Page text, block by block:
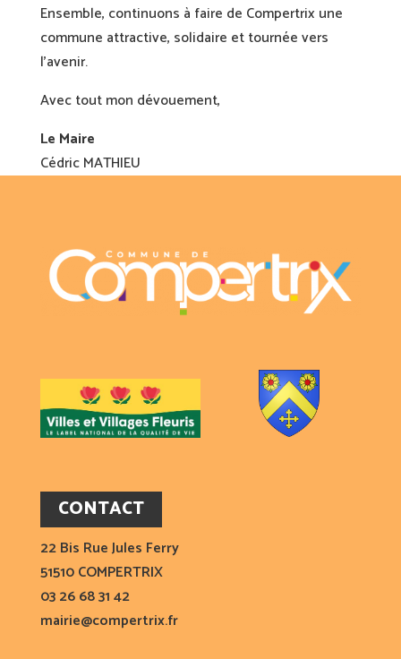
Ensemble, continuons à faire de Compertrix une
commune attractive, solidaire et tournée vers
l’avenir.
Avec tout mon dévouement,
Le Maire
Cédric MATHIEU
CONTACT
22 Bis Rue Jules Ferry
51510 COMPERTRIX
03 26 68 31 42
mairie@compertrix.fr